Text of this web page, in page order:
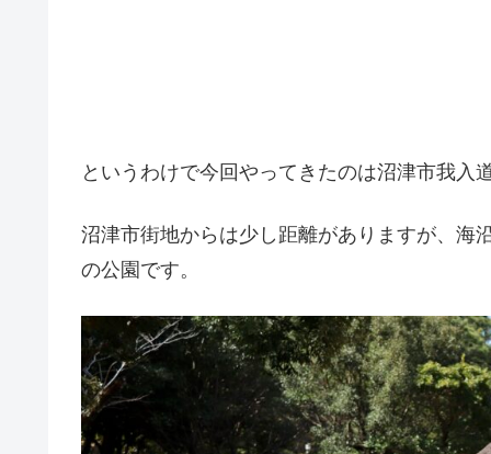
というわけで今回やってきたのは沼津市我入
沼津市街地からは少し距離がありますが、海
の公園です。